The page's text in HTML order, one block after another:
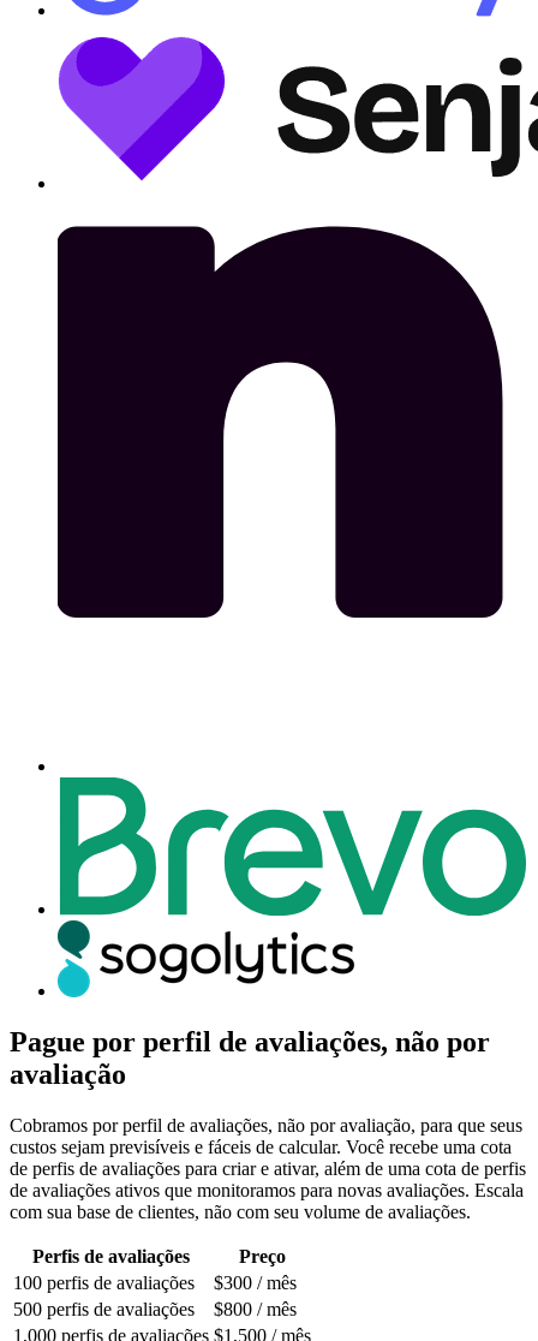
Pague por perfil de avaliações, não por
avaliação
Cobramos por perfil de avaliações, não por avaliação, para que seus
custos sejam previsíveis e fáceis de calcular. Você recebe uma cota
de perfis de avaliações para criar e ativar, além de uma cota de perfis
de avaliações ativos que monitoramos para novas avaliações. Escala
com sua base de clientes, não com seu volume de avaliações.
Perfis de avaliações
Preço
100 perfis de avaliações
$300 / mês
500 perfis de avaliações
$800 / mês
1,000 perfis de avaliações $1,500 / mês